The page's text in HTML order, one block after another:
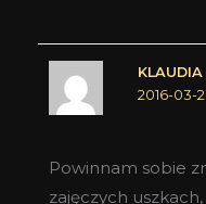
2016-03-
Powinnam sobie
zajęczych uszkach,